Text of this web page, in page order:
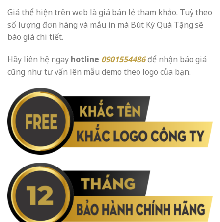
Giá thể hiện trên web là giá bán lẻ tham khảo. Tuỳ theo
số lượng đơn hàng và mẫu in mà Bút Ký Quà Tặng sẽ
báo giá chi tiết.
Hãy liên hệ ngay hotline 0901554486để nhận báo giá
cũng như tư vấn lên mẫu demo theo logo của bạn.